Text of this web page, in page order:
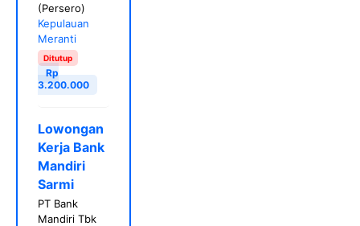
(Persero)
Kepulauan
Meranti
Ditutup
Rp
3.200.000
Lowongan
Kerja Bank
Mandiri
Sarmi
PT Bank
Mandiri Tbk